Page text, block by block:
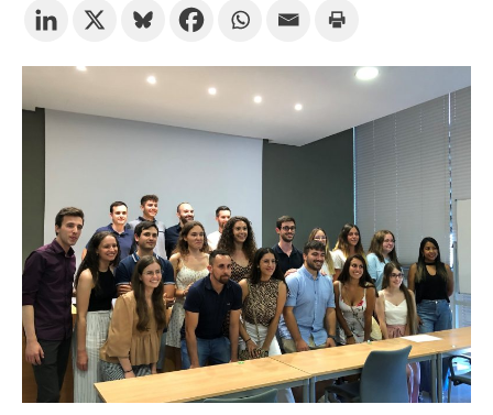
ESPAÑOL ENGLISH